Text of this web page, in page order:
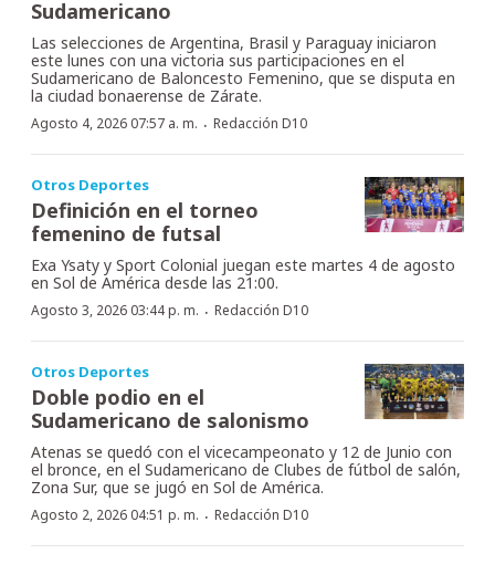
Sudamericano
Las selecciones de Argentina, Brasil y Paraguay iniciaron
este lunes con una victoria sus participaciones en el
Sudamericano de Baloncesto Femenino, que se disputa en
la ciudad bonaerense de Zárate.
Agosto 4, 2026 07:57 a. m. · Redacción D10
Otros Deportes
Definición en el torneo
femenino de futsal
Exa Ysaty y Sport Colonial juegan este martes 4 de agosto
en Sol de América desde las 21:00.
Agosto 3, 2026 03:44 p. m. · Redacción D10
Otros Deportes
Doble podio en el
Sudamericano de salonismo
Atenas se quedó con el vicecampeonato y 12 de Junio con
el bronce, en el Sudamericano de Clubes de fútbol de salón,
Zona Sur, que se jugó en Sol de América.
Agosto 2, 2026 04:51 p. m. · Redacción D10